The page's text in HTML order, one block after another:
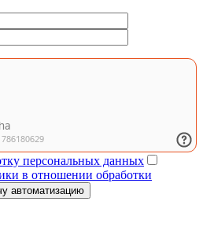
персональных данных
в отношении обработки
автоматизацию